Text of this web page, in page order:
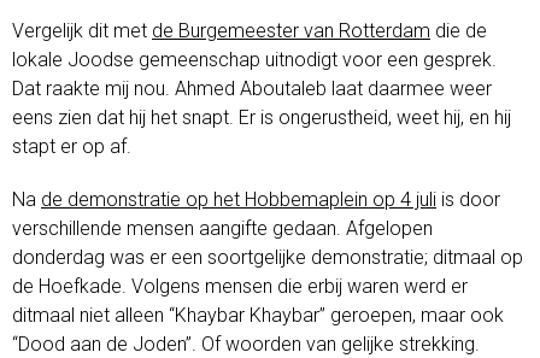
Vergelijk dit met de Burgemeester van Rotterdam die de
lokale Joodse gemeenschap uitnodigt voor een gesprek.
Dat raakte mij nou. Ahmed Aboutaleb laat daarmee weer
eens zien dat hij het snapt. Er is ongerustheid, weet hij, en hij
stapt er op af.
Na de demonstratie op het Hobbemaplein op 4 juli is door
verschillende mensen aangifte gedaan. Afgelopen
donderdag was er een soortgelijke demonstratie; ditmaal op
de Hoefkade. Volgens mensen die erbij waren werd er
ditmaal niet alleen “Khaybar Khaybar” geroepen, maar ook
“Dood aan de Joden”. Of woorden van gelijke strekking.